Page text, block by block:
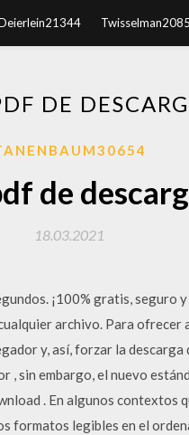
DE
de
18.03.2021
¡100% gratis,
archivo. Para ofrecer
y, así, forzar la descarga
, sin embargo, el nuevo
. En algunos contextos
formatos legibles en el